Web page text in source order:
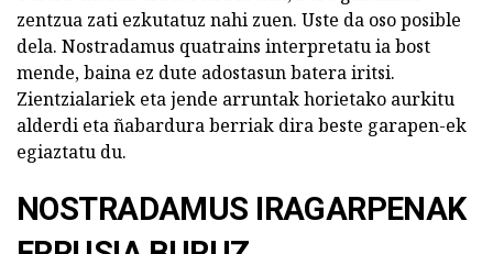
zentzua zati ezkutatuz nahi zuen. Uste da oso posible
dela. Nostradamus quatrains interpretatu ia bost
mende, baina ez dute adostasun batera iritsi.
Zientzialariek eta jende arruntak horietako aurkitu
alderdi eta ñabardura berriak dira beste garapen-ek
egiaztatu du.
NOSTRADAMUS IRAGARPENAK